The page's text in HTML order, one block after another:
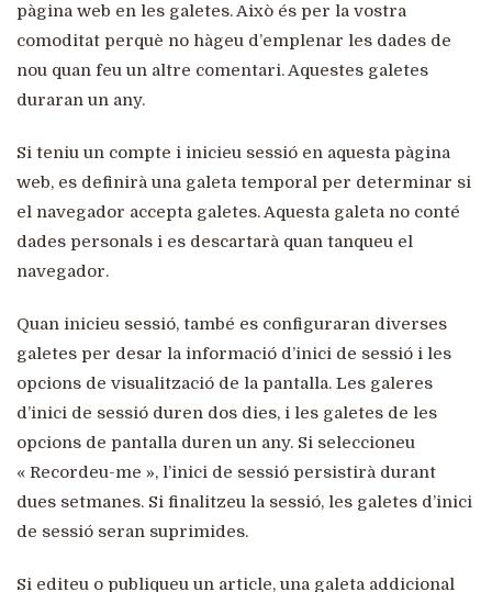
pàgina web en les galetes. Això és per la vostra
comoditat perquè no hàgeu d’emplenar les dades de
nou quan feu un altre comentari. Aquestes galetes
duraran un any.
Si teniu un compte i inicieu sessió en aquesta pàgina
web, es definirà una galeta temporal per determinar si
el navegador accepta galetes. Aquesta galeta no conté
dades personals i es descartarà quan tanqueu el
navegador.
Quan inicieu sessió, també es configuraran diverses
galetes per desar la informació d’inici de sessió i les
opcions de visualització de la pantalla. Les galeres
d’inici de sessió duren dos dies, i les galetes de les
opcions de pantalla duren un any. Si seleccioneu
« Recordeu-me », l’inici de sessió persistirà durant
dues setmanes. Si finalitzeu la sessió, les galetes d’inici
de sessió seran suprimides.
Si editeu o publiqueu un article, una galeta addicional